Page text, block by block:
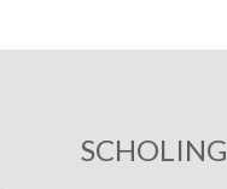
SCHOLING